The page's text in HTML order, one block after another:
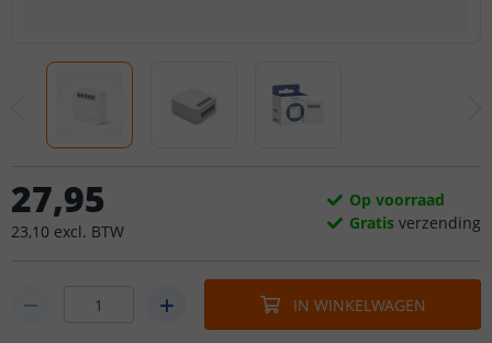
27,95
23,10 excl. BTW
Op voorraad
Gratis verzending
IN WINKELWAGEN